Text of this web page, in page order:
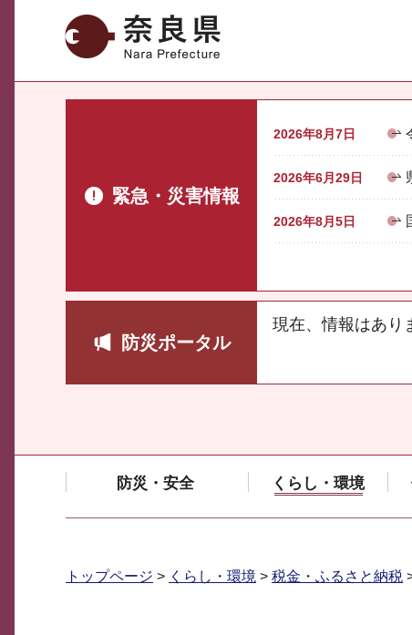
奈良県
緊急・災害情報
2026年8月7日
2026年6月29日
2026年8月5日
防災ポータル
現在、情報はあり
防災・安全 くらし・環境
トップページ > くらし・環境 > 税金・ふるさと納税